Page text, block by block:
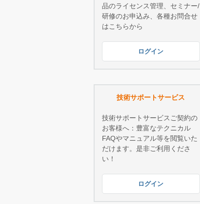
品のライセンス管理、セミナー/
研修のお申込み、各種お問合せ
はこちらから
ログイン
技術サポートサービス
技術サポートサービスご契約の
お客様へ：豊富なテクニカル
FAQやマニュアル等を閲覧いた
だけます。是非ご利用くださ
い！
ログイン